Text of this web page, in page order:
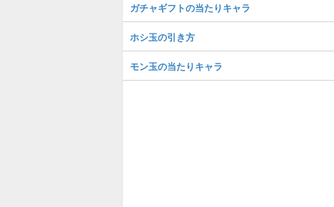
ガチャギフトの当たりキャラ
ホシ玉の引き方
モン玉の当たりキャラ